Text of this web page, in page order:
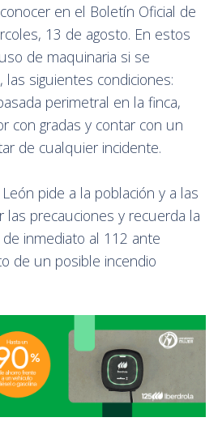
en el Boletín Oficial de
13 de agosto. En estos
de maquinaria si se
siguientes condiciones:
perimetral en la finca,
con gradas y contar con un
de cualquier incidente.
pide a la población y a las
precauciones y recuerda la
inmediato al 112 ante
de un posible incendio